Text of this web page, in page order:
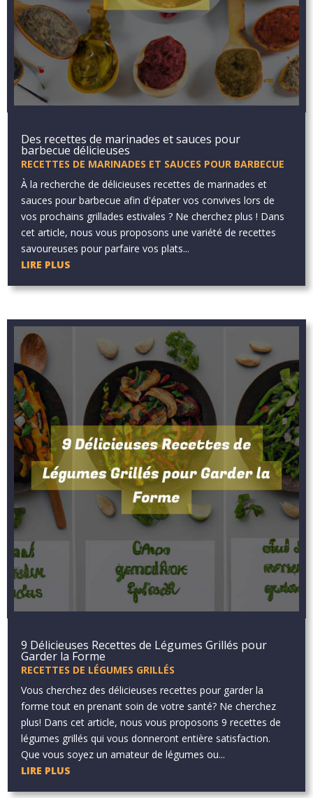
Des recettes de marinades et sauces pour
barbecue délicieuses
RECETTES DE MARINADES ET SAUCES POUR BARBECUE
À la recherche de délicieuses recettes de marinades et
sauces pour barbecue afin d'épater vos convives lors de
vos prochains grillades estivales ? Ne cherchez plus ! Dans
cet article, nous vous proposons une variété de recettes
savoureuses pour parfaire vos plats...
LIRE PLUS
9 Délicieuses Recettes de Légumes Grillés pour
Garder la Forme
RECETTES DE LÉGUMES GRILLÉS
Vous cherchez des délicieuses recettes pour garder la
forme tout en prenant soin de votre santé? Ne cherchez
plus! Dans cet article, nous vous proposons 9 recettes de
légumes grillés qui vous donneront entière satisfaction.
Que vous soyez un amateur de légumes ou...
LIRE PLUS